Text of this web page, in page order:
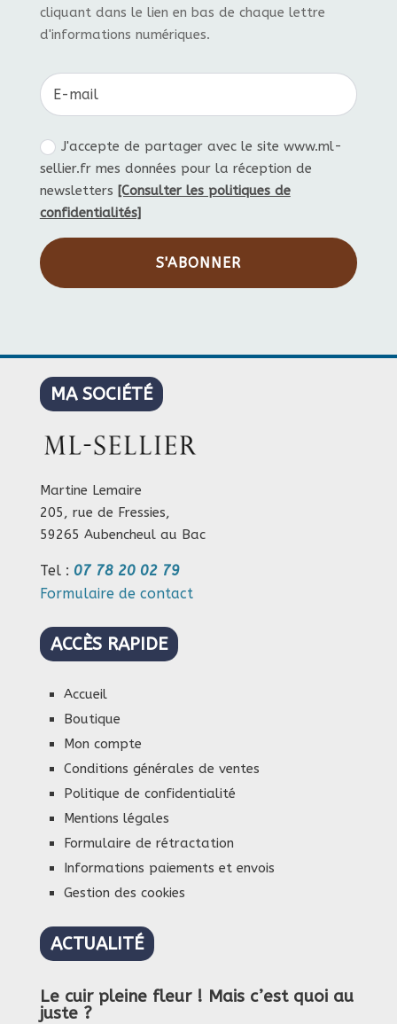
cliquant dans le lien en bas de chaque lettre
d'informations numériques.
J'accepte de partager avec le site www.ml-
sellier.fr mes données pour la réception de
newsletters [Consulter les politiques de
confidentialités]
S'ABONNER
MA SOCIÉTÉ
Martine Lemaire
205, rue de Fressies,
59265 Aubencheul au Bac
Tel : 07 78 20 02 79
Formulaire de contact
ACCÈS RAPIDE
Accueil
Boutique
Mon compte
Conditions générales de ventes
Politique de confidentialité
Mentions légales
Formulaire de rétractation
Informations paiements et envois
Gestion des cookies
ACTUALITÉ
Le cuir pleine fleur ! Mais c’est quoi au
juste ?